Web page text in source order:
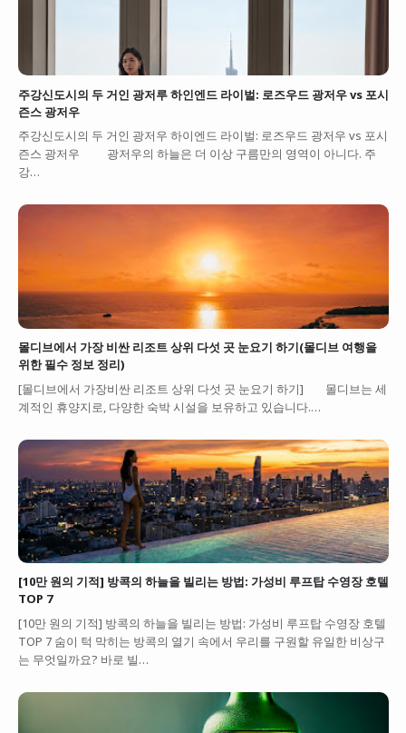
주강신도시의 두 거인 광저루 하인엔드 라이벌: 로즈우드 광저우 vs 포시
즌스 광저우
주강신도시의 두 거인 광저우 하이엔드 라이벌: 로즈우드 광저우 vs 포시
즌스 광저우 광저우의 하늘은 더 이상 구름만의 영역이 아니다. 주
강…
몰디브에서 가장 비싼 리조트 상위 다섯 곳 눈요기 하기(몰디브 여행을
위한 필수 정보 정리)
[몰디브에서 가장비싼 리조트 상위 다섯 곳 눈요기 하기] 몰디브는 세
계적인 휴양지로, 다양한 숙박 시설을 보유하고 있습니다.…
[10만 원의 기적] 방콕의 하늘을 빌리는 방법: 가성비 루프탑 수영장 호텔
TOP 7
[10만 원의 기적] 방콕의 하늘을 빌리는 방법: 가성비 루프탑 수영장 호텔
TOP 7 숨이 턱 막히는 방콕의 열기 속에서 우리를 구원할 유일한 비상구
는 무엇일까요? 바로 빌…